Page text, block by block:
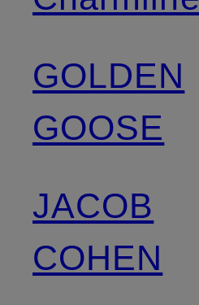
GOLDEN
GOOSE
JACOB
COHEN